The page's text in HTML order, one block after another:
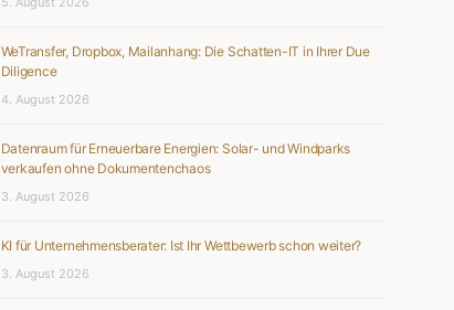
WeTransfer, Dropbox, Mailanhang: Die Schatten-IT in Ihrer Due
Diligence
4. August 2026
Datenraum für Erneuerbare Energien: Solar- und Windparks
verkaufen ohne Dokumentenchaos
3. August 2026
KI für Unternehmensberater: Ist Ihr Wettbewerb schon weiter?
3. August 2026